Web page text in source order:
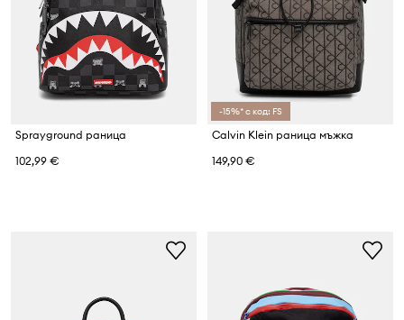
Sprayground раница
102,99 €
-15%* с код: FS
Calvin Klein раница мъжка
149,90 €